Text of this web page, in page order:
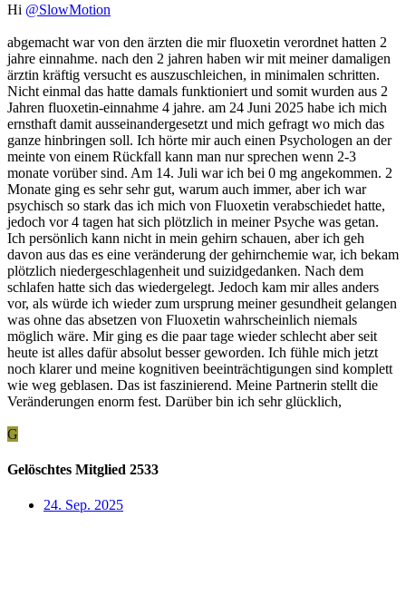
Hi @SlowMotion
abgemacht war von den ärzten die mir fluoxetin verordnet hatten 2
jahre einnahme. nach den 2 jahren haben wir mit meiner damaligen
ärztin kräftig versucht es auszuschleichen, in minimalen schritten.
Nicht einmal das hatte damals funktioniert und somit wurden aus 2
Jahren fluoxetin-einnahme 4 jahre. am 24 Juni 2025 habe ich mich
ernsthaft damit ausseinandergesetzt und mich gefragt wo mich das
ganze hinbringen soll. Ich hörte mir auch einen Psychologen an der
meinte von einem Rückfall kann man nur sprechen wenn 2-3
monate vorüber sind. Am 14. Juli war ich bei 0 mg angekommen. 2
Monate ging es sehr sehr gut, warum auch immer, aber ich war
psychisch so stark das ich mich von Fluoxetin verabschiedet hatte,
jedoch vor 4 tagen hat sich plötzlich in meiner Psyche was getan.
Ich persönlich kann nicht in mein gehirn schauen, aber ich geh
davon aus das es eine veränderung der gehirnchemie war, ich bekam
plötzlich niedergeschlagenheit und suizidgedanken. Nach dem
schlafen hatte sich das wiedergelegt. Jedoch kam mir alles anders
vor, als würde ich wieder zum ursprung meiner gesundheit gelangen
was ohne das absetzen von Fluoxetin wahrscheinlich niemals
möglich wäre. Mir ging es die paar tage wieder schlecht aber seit
heute ist alles dafür absolut besser geworden. Ich fühle mich jetzt
noch klarer und meine kognitiven beeinträchtigungen sind komplett
wie weg geblasen. Das ist faszinierend. Meine Partnerin stellt die
Veränderungen enorm fest. Darüber bin ich sehr glücklich,
G
Gelöschtes Mitglied 2533
24. Sep. 2025